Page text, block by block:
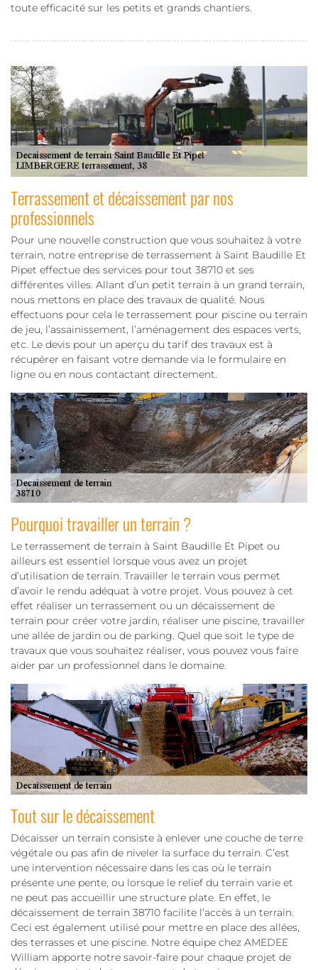
toute efficacité sur les petits et grands chantiers.
Terrassement et décaissement par nos
professionnels
Pour une nouvelle construction que vous souhaitez à votre
terrain, notre entreprise de terrassement à Saint Baudille Et
Pipet effectue des services pour tout 38710 et ses
différentes villes. Allant d’un petit terrain à un grand terrain,
nous mettons en place des travaux de qualité. Nous
effectuons pour cela le terrassement pour piscine ou terrain
de jeu, l’assainissement, l’aménagement des espaces verts,
etc. Le devis pour un aperçu du tarif des travaux est à
récupérer en faisant votre demande via le formulaire en
ligne ou en nous contactant directement.
Pourquoi travailler un terrain ?
Le terrassement de terrain à Saint Baudille Et Pipet ou
ailleurs est essentiel lorsque vous avez un projet
d’utilisation de terrain. Travailler le terrain vous permet
d’avoir le rendu adéquat à votre projet. Vous pouvez à cet
effet réaliser un terrassement ou un décaissement de
terrain pour créer votre jardin, réaliser une piscine, travailler
une allée de jardin ou de parking. Quel que soit le type de
travaux que vous souhaitez réaliser, vous pouvez vous faire
aider par un professionnel dans le domaine.
Tout sur le décaissement
Décaisser un terrain consiste à enlever une couche de terre
végétale ou pas afin de niveler la surface du terrain. C’est
une intervention nécessaire dans les cas où le terrain
présente une pente, ou lorsque le relief du terrain varie et
ne peut pas accueillir une structure plate. En effet, le
décaissement de terrain 38710 facilite l’accès à un terrain.
Ceci est également utilisé pour mettre en place des allées,
des terrasses et une piscine. Notre équipe chez AMEDEE
William apporte notre savoir-faire pour chaque projet de